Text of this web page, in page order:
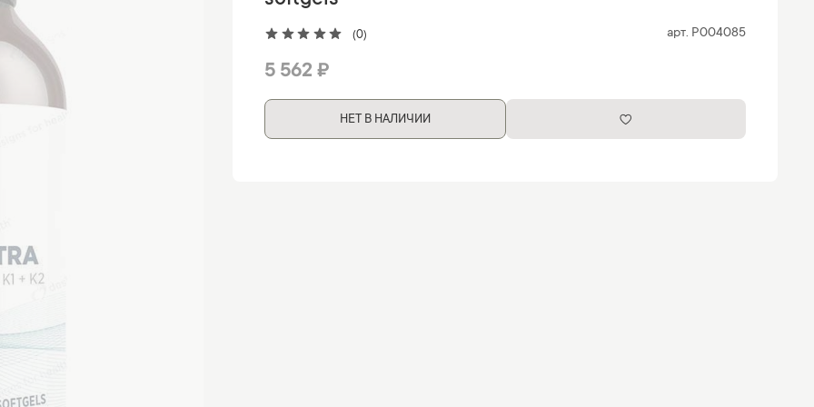
(0) арт. P004085
5 562 ₽
НЕТ В НАЛИЧИИ